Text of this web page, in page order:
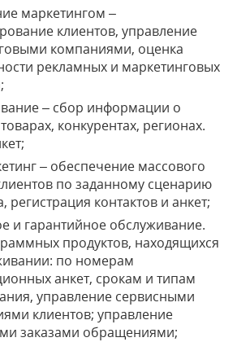
маркетингом –
клиентов, управление
компаниями, оценка
рекламных и маркетинговых
– сбор информации о
конкурентах, регионах.
– обеспечение массового
по заданному сценарию
регистрация контактов и анкет;
и гарантийное обслуживание.
продуктов, находящихся
по номерам
анкет, срокам и типам
управление сервисными
клиентов; управление
заказами обращениями;